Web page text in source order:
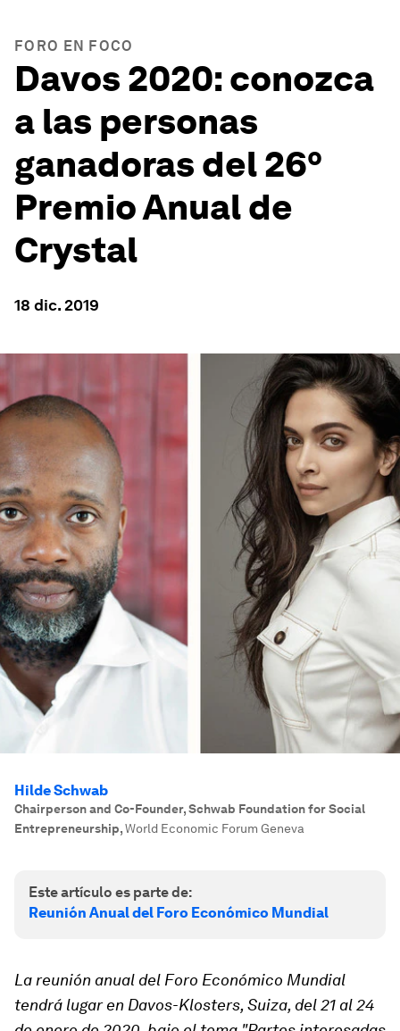
FORO EN FOCO
Davos 2020: conozca
a las personas
ganadoras del 26º
Premio Anual de
Crystal
18 dic. 2019
Hilde Schwab
Chairperson and Co-Founder, Schwab Foundation for Social
Entrepreneurship,World Economic Forum Geneva
Este artículo es parte de:
Reunión Anual del Foro Económico Mundial
La reunión anual del Foro Económico Mundial
tendrá lugar en Davos-Klosters, Suiza, del 21 al 24